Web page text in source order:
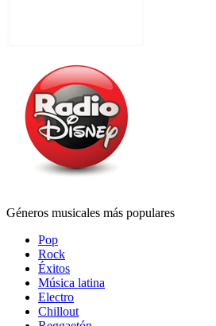
Géneros musicales más populares
Pop
Rock
Éxitos
Música latina
Electro
Chillout